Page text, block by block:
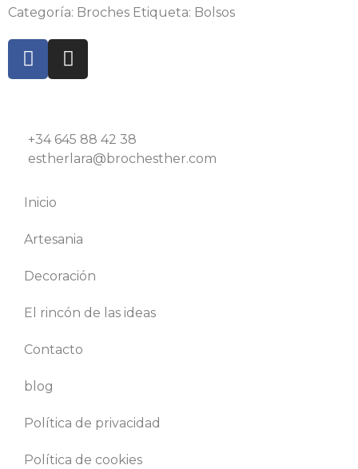
Categoría: Broches Etiqueta: Bolsos
+34 645 88 42 38
estherlara@brochesther.com
Inicio
Artesania
Decoración
El rincón de las ideas
Contacto
blog
Política de privacidad
Política de cookies